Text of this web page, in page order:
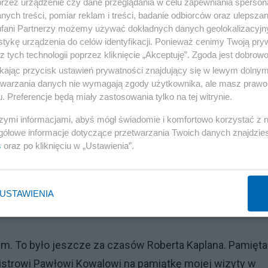
— emocja wyrażana w polityce zagranicznej przez
potrzeby, by z nami cokolwiek konsultować, bo
i na wszystko.
Reklama
istnieją rozwiązania. Gdy jadę do Turcji i rozmawiam
W Polsce, gdy mówię o waszym wyjątkowym
mogą się znaleźć w samym centrum historii" —
To było jeszcze za czasów Roberta Kaplana.
Pawłowi Kowalowi na pamiątkę mojej wizyty w
treści, pomiar reklam i treści, badanie odbiorców oraz
Partnerzy możemy używać dokładnych danych
urządzenia do celów identyfikacji. Ponieważ cenimy Twoją
tych technologii poprzez kliknięcie „Akceptuję”. Zgoda jest
przycisk ustawień prywatności znajdujący się w lewym
danych nie wymagają zgody użytkownika, ale masz
Preferencje będą miały zastosowania tylko na tej witrynie.
informacjami, abyś mógł świadomie i komfortowo korzystać z
informacje dotyczące przetwarzania Twoich danych
oraz po kliknięciu w „Ustawienia”.
USTAWIENIA